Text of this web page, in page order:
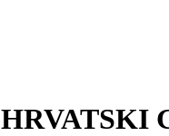
HRVATSKI